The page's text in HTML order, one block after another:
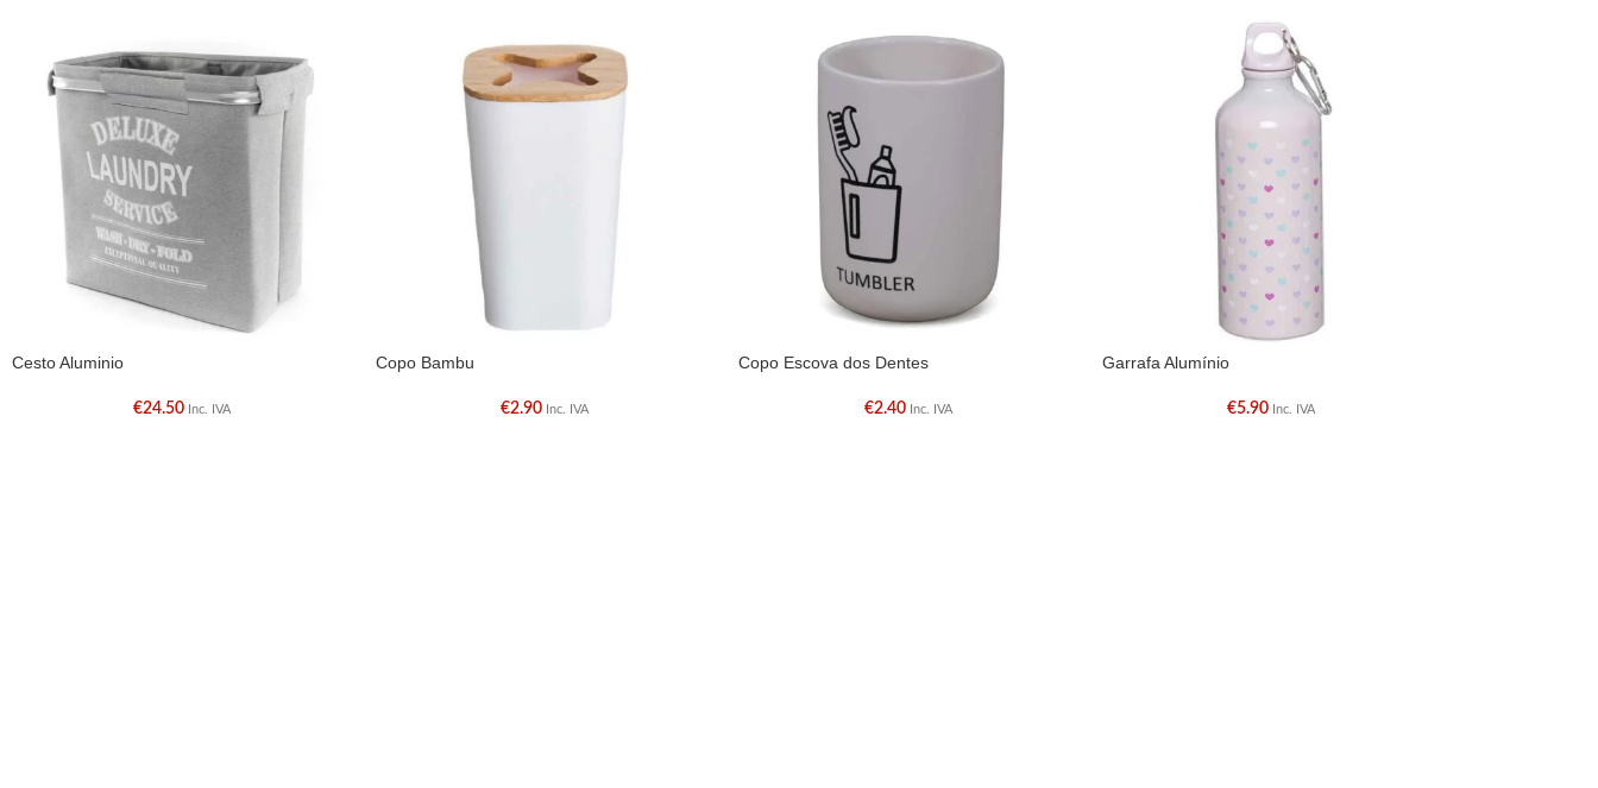
Cesto Aluminio
€24.50 Inc. IVA
Copo Bambu
€2.90 Inc. IVA
Copo Escova dos Dentes
€2.40 Inc. IVA
Garrafa Alumínio
€5.90 Inc. IVA